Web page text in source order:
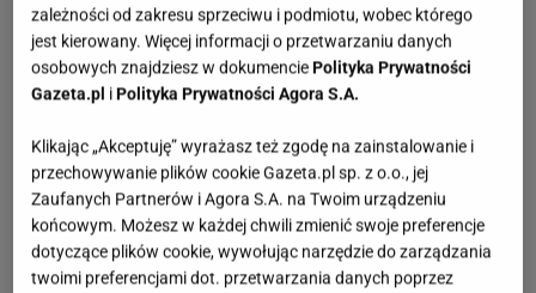
zależności od zakresu sprzeciwu i podmiotu, wobec którego
jest kierowany. Więcej informacji o przetwarzaniu danych
osobowych znajdziesz w dokumencie Polityka Prywatności
Gazeta.pl i Polityka Prywatności Agora S.A.
Klikając „Akceptuję” wyrażasz też zgodę na zainstalowanie i
przechowywanie plików cookie Gazeta.pl sp. z o.o., jej
Zaufanych Partnerów i Agora S.A. na Twoim urządzeniu
końcowym. Możesz w każdej chwili zmienić swoje preferencje
dotyczące plików cookie, wywołując narzędzie do zarządzania
twoimi preferencjami dot. przetwarzania danych poprzez